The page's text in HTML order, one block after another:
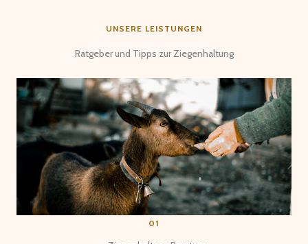
UNSERE LEISTUNGEN
Ratgeber und Tipps zur Ziegenhaltung
01